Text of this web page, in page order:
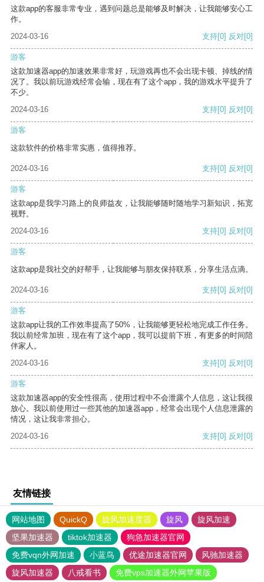
这款app的客服非常专业，遇到问题总是能够及时解决，让我能够安心工
作。
2024-03-16
支持[0] 反对[0]
游客
这款加速器app的加速效果非常好，玩游戏再也不会出现卡顿、掉线的情
况了。我以前玩游戏经常会输，现在有了这个app，我的游戏水平提升了
不少。
2024-03-16
支持[0] 反对[0]
游客
这款软件的价格非常实惠，值得推荐。
2024-03-16 支持[0] 反对[0]
游客
这款app是我学习路上的良师益友，让我能够随时随地学习新知识，拓宽
视野。
2024-03-16
支持[0] 反对[0]
游客
这款app是我社交的好帮手，让我能够与朋友保持联系，分享生活点滴。
2024-03-16 支持[0] 反对[0]
游客
这款app让我的工作效率提高了50%，让我能够更轻松地完成工作任务。
我以前经常加班，现在有了这个app，我可以提前下班，有更多的时间陪
伴家人。
2024-03-16
支持[0] 反对[0]
游客
这款加速器app的安全性很高，使用过程中不会泄露个人信息，这让我很
放心。我以前使用过一些其他的加速器app，经常会出现个人信息泄露的
情况，这让我非常担心。
2024-03-16
支持[0] 反对[0]
友情链接
网站地图 QuickQ 旋风加速度器 旋风
旋风加速
坚果加速器
tiktok加速器
狗急加速器官网
免费vqn外网加速
小蓝鸟 优途加速器官网
风驰加速器
旋风加速器
八戒看书 免费vps加速器外网苹果版